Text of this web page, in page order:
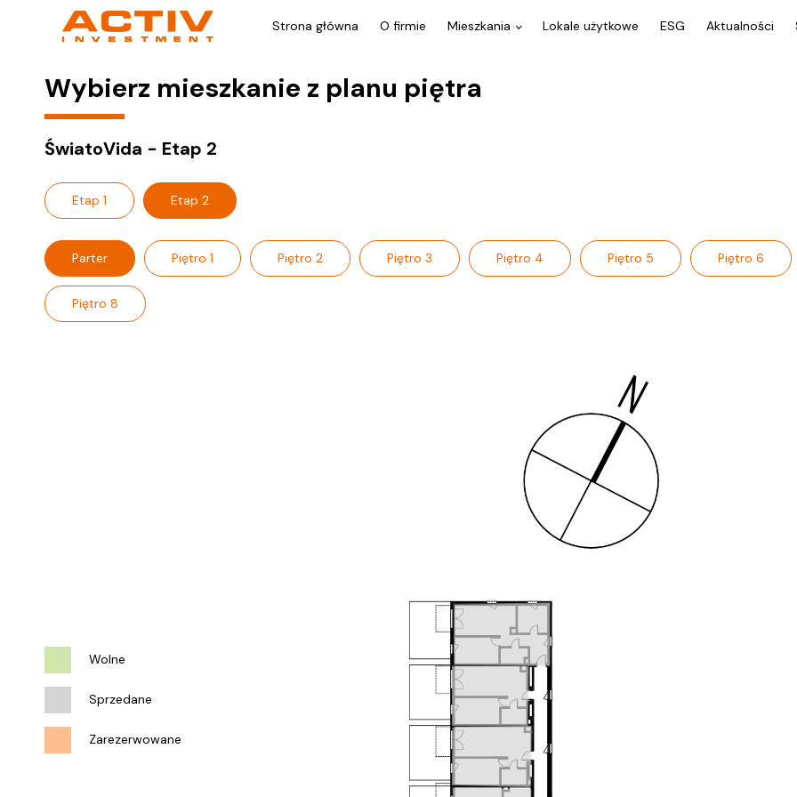
Strona główna O firmie Mieszkania Lokale użytkowe ESG Aktualności
Wybierz mieszkanie z planu piętra
ŚwiatoVida - Etap 2
Etap 1 Etap 2
Parter Piętro 1 Piętro 2 Piętro 3 Piętro 4 Piętro 5 Piętro 6
Piętro 8
Wolne
Sprzedane
Zarezerwowane